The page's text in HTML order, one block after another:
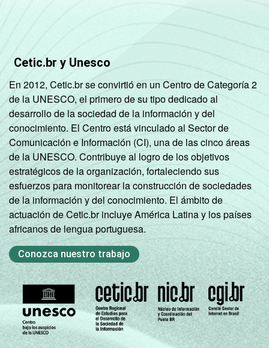
Cetic.br y Unesco
En 2012, Cetic.br se convirtió en un Centro de Categoría 2
de la UNESCO, el primero de su tipo dedicado al
desarrollo de la sociedad de la información y del
conocimiento. El Centro está vinculado al Sector de
Comunicación e Información (CI), una de las cinco áreas
de la UNESCO. Contribuye al logro de los objetivos
estratégicos de la organización, fortaleciendo sus
esfuerzos para monitorear la construcción de sociedades
de la información y del conocimiento. El ámbito de
actuación de Cetic.br incluye América Latina y los países
africanos de lengua portuguesa.
Conozca nuestro trabajo